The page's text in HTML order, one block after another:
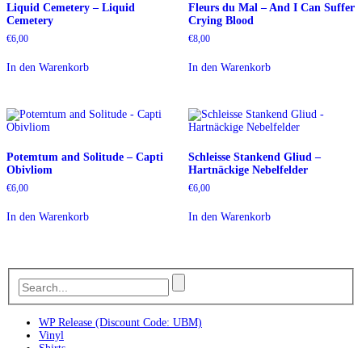
Liquid Cemetery – Liquid
Cemetery
€6,00
In den Warenkorb
Fleurs du Mal – And I Can Suffer
Crying Blood
€8,00
In den Warenkorb
Potemtum and Solitude – Capti
Obivliom
€6,00
In den Warenkorb
Schleisse Stankend Gliud –
Hartnäckige Nebelfelder
€6,00
In den Warenkorb
WP Release (Discount Code: UBM)
Vinyl